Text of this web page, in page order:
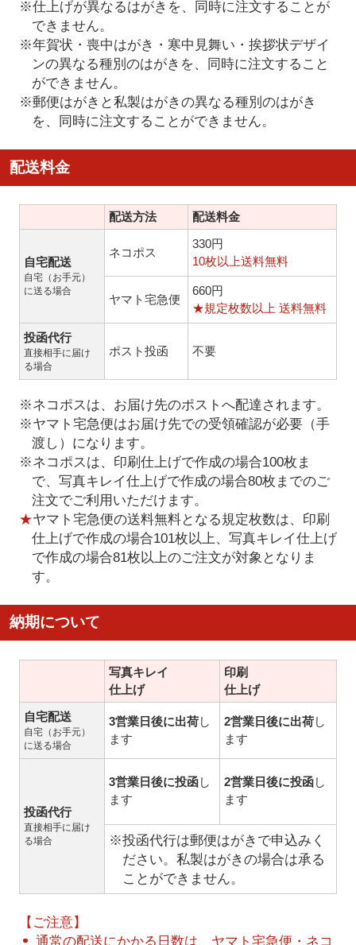
※仕上げが異なるはがきを、同時に注文することが
できません。
※年賀状・喪中はがき・寒中見舞い・挨拶状デザイ
ンの異なる種別のはがきを、同時に注文すること
ができません。
※郵便はがきと私製はがきの異なる種別のはがき
を、同時に注文することができません。
配送料金
配送方法 配送料金
自宅配送
自宅（お手元）
に送る場合
ネコポス
330円
10枚以上送料無料
ヤマト宅急便
660円
★規定枚数以上 送料無料
投函代行
直接相手に届け
る場合
ポスト投函 不要
※ネコポスは、お届け先のポストへ配達されます。
※ヤマト宅急便はお届け先での受領確認が必要（手
渡し）になります。
※ネコポスは、印刷仕上げで作成の場合100枚ま
で、写真キレイ仕上げで作成の場合80枚までのご
注文でご利用いただけます。
★ヤマト宅急便の送料無料となる規定枚数は、印刷
仕上げで作成の場合101枚以上、写真キレイ仕上げ
で作成の場合81枚以上のご注文が対象となりま
す。
納期について
写真キレイ
仕上げ
印刷
仕上げ
自宅配送
自宅（お手元）
に送る場合
3営業日後に出荷し
ます
2営業日後に出荷し
ます
投函代行
直接相手に届け
る場合
3営業日後に投函し
ます
2営業日後に投函し
ます
※投函代行は郵便はがきで申込みく
ださい。私製はがきの場合は承る
ことができません。
【ご注意】
通常の配送にかかる日数は、ヤマト宅急便・ネコ